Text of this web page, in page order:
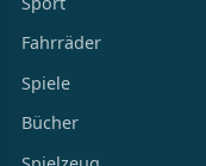
Fahrräder
Spiele
Bücher